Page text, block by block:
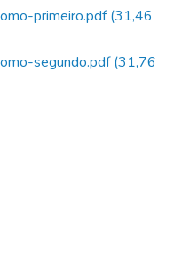
primeiro.pdf(31,46
segundo.pdf(31,76